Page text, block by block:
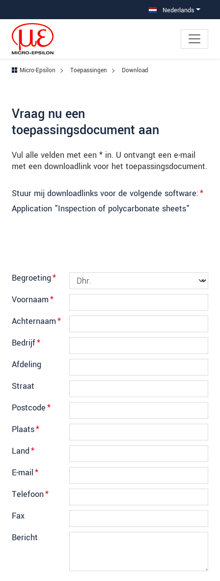
Nederlands
Micro-Epsilon Toepassingen Download
Vraag nu een
toepassingsdocument aan
Vul alle velden met een * in. U ontvangt een e-mail
met een downloadlink voor het toepassingsdocument.
Stuur mij downloadlinks voor de volgende software:*
Application "Inspection of polycarbonate sheets"
Begroeting*
Voornaam*
Achternaam*
Bedrijf*
Afdeling
Straat
Postcode*
Plaats*
Land*
E-mail*
Telefoon*
Fax
Bericht